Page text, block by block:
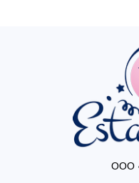
ООО